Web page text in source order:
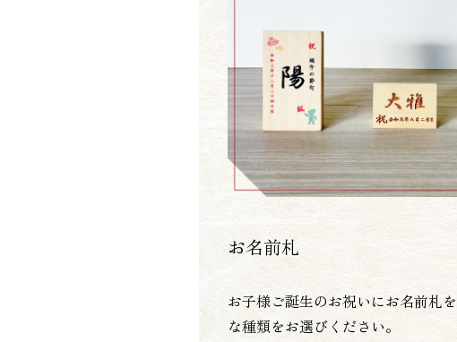
お名前札
お子様ご誕生のお祝いにお名前札
な種類をお選びください。